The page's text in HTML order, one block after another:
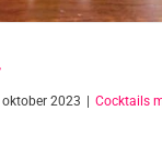
oktober 2023 Cocktails